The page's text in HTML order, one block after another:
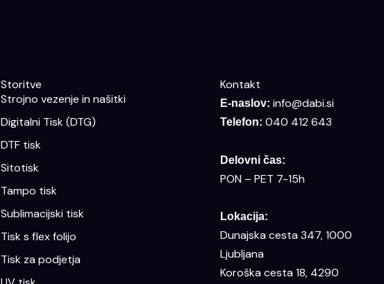
Storitve
Strojno vezenje in našitki
Digitalni Tisk (DTG)
DTF tisk
Sitotisk
Tampo tisk
Sublimacijski tisk
Tisk s flex folijo
Tisk za podjetja
Kontakt
E-naslov: info@dabi.si
Telefon: 040 412 643
Delovni čas:
PON – PET 7-15h
Lokacija:
Dunajska cesta 347, 1000
Ljubljana
Koroška cesta 18, 4290